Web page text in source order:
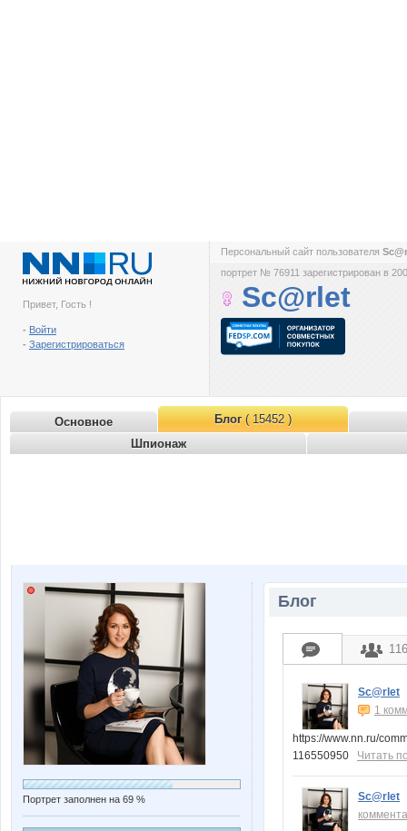
Привет, Гость !
- Войти
- Зарегистрироваться
Персональный сайт пользователя
портрет № 76911 зарегистрирован в
Sc@rlet
Основное Блог( 15452 )
Шпионаж
Портрет заполнен на 69 %
Блог
Sc@rlet
1
https://www.nn.ru/
116550950 Читать
Sc@rlet